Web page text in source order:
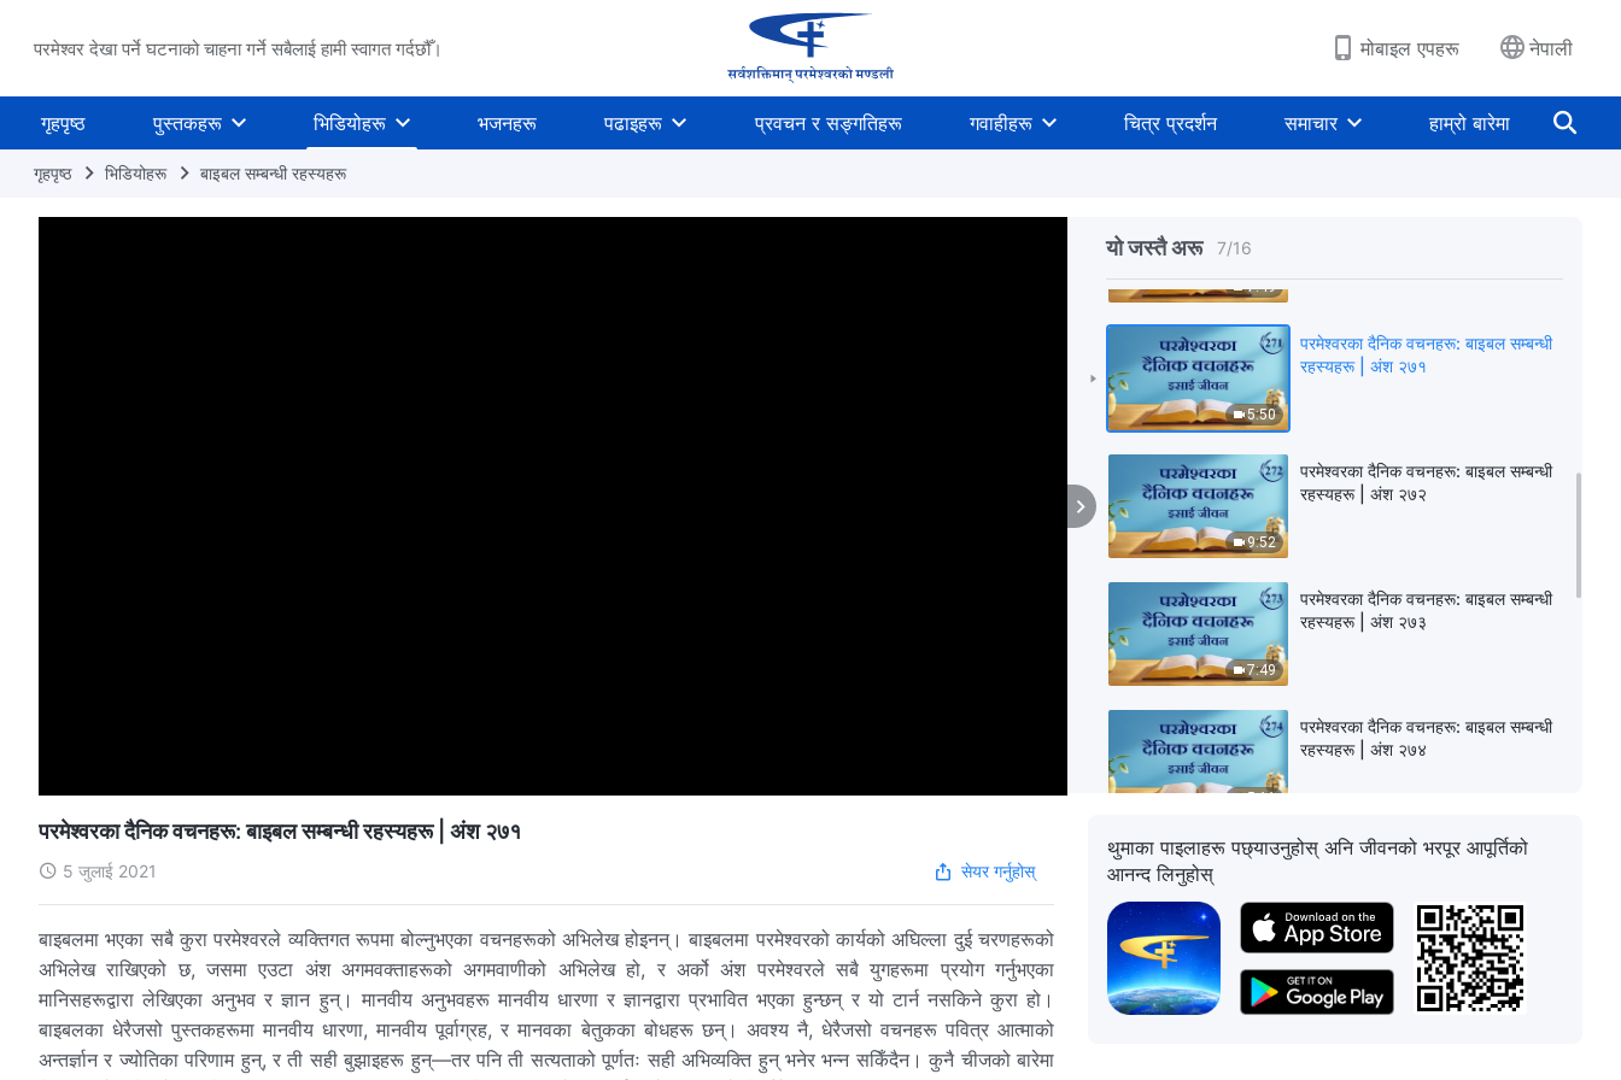
परमेश्वर देखा पर्ने घटनाको चाहना गर्ने सबैलाई हामी स्वागत गर्दछौँ। मोबाइल एपहरू नेपाली
गृहपृष्ठ पुस्तकहरू भिडियोहरू भजनहरू पढाइहरू प्रवचन र सङ्गतिहरू गवाहीहरू चित्र प्रदर्शन समाचार हाम्रो बारेमा
गृहपृष्ठ भिडियोहरू बाइबल सम्‍बन्धी रहस्यहरू
यो जस्तै अरू 7/16
7:49
5:50
परमेश्‍वरका दैनिक वचनहरू: बाइबल सम्‍बन्धी
रहस्यहरू | अंश २७१
9:52
परमेश्‍वरका दैनिक वचनहरू: बाइबल सम्‍बन्धी
रहस्यहरू | अंश २७२
7:49
परमेश्‍वरका दैनिक वचनहरू: बाइबल सम्‍बन्धी
रहस्यहरू | अंश २७३
5:11
परमेश्‍वरका दैनिक वचनहरू: बाइबल सम्‍बन्धी
रहस्यहरू | अंश २७४
10:50
परमेश्‍वरका दैनिक वचनहरू: बाइबल सम्‍बन्धी
परमेश्‍वरका दैनिक वचनहरू: बाइबल सम्‍बन्धी
रहस्यहरू | अंश २७६
परमेश्‍वरका दैनिक वचनहरू: बाइबल सम्‍बन्धी रहस्यहरू | अंश २७१
5 जुलाई 2021 सेयर गर्नुहोस्
बाइबलमा भएका सबै कुरा परमेश्‍वरले व्यक्तिगत रूपमा बोल्नुभएका वचनहरूको अभिलेख होइनन्। बाइबलमा परमेश्‍वरको कार्यको अघिल्ला दुई चरणहरूको
अभिलेख राखिएको छ, जसमा एउटा अंश अगमवक्ताहरूको अगमवाणीको अभिलेख हो, र अर्को अंश परमेश्‍वरले सबै युगहरूमा प्रयोग गर्नुभएका
मानिसहरूद्वारा लेखिएका अनुभव र ज्ञान हुन्। मानवीय अनुभवहरू मानवीय धारणा र ज्ञानद्वारा प्रभावित भएका हुन्छन् र यो टार्न नसकिने कुरा हो।
बाइबलका धेरैजसो पुस्तकहरूमा मानवीय धारणा, मानवीय पूर्वाग्रह, र मानवका बेतुकका बोधहरू छन्। अवश्य नै, धेरैजसो वचनहरू पवित्र आत्माको
अन्तर्ज्ञान र ज्योतिका परिणाम हुन्, र ती सही बुझाइहरू हुन्—तर पनि ती सत्यताको पूर्णतः सही अभिव्यक्ति हुन् भनेर भन्न सकिँदैन। कुनै चीजको बारेमा
थुमाका पाइलाहरू पछ्याउनुहोस् अनि जीवनको भरपूर आपूर्तिको
आनन्द लिनुहोस्